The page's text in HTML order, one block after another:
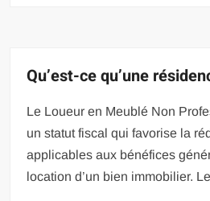
Qu’est-ce qu’une
Le Loueur en Meublé Non
un statut fiscal qui favorise la
applicables aux bénéfices
location d’un bien immobilier. Le